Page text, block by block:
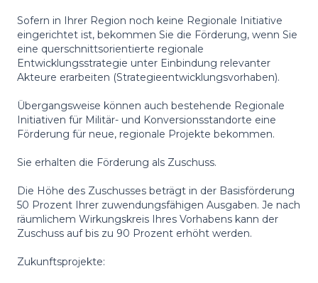
Sofern in Ihrer Region noch keine Regionale Initiative
eingerichtet ist, bekommen Sie die Förderung, wenn Sie
eine querschnittsorientierte regionale
Entwicklungsstrategie unter Einbindung relevanter
Akteure erarbeiten (Strategieentwicklungsvorhaben).
Übergangsweise können auch bestehende Regionale
Initiativen für Militär- und Konversionsstandorte eine
Förderung für neue, regionale Projekte bekommen.
Sie erhalten die Förderung als Zuschuss.
Die Höhe des Zuschusses beträgt in der Basisförderung
50 Prozent Ihrer zuwendungsfähigen Ausgaben. Je nach
räumlichem Wirkungskreis Ihres Vorhabens kann der
Zuschuss auf bis zu 90 Prozent erhöht werden.
Zukunftsprojekte: